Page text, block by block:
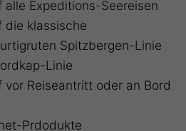
alle Expeditions-Seereisen
die klassische
Spitzbergen-Linie
Linie
vor Reiseantritt oder an Bord
Prdodukte